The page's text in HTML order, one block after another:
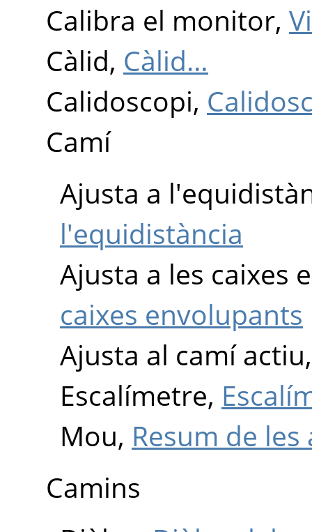
Calibra el monitor,
Càlid, Càlid…
Calidoscopi,
Camí
Ajusta a
l'equidistància
Ajusta a les caixes
caixes envolupants
Ajusta al camí
Escalímetre,
Mou, Resum de
Camins